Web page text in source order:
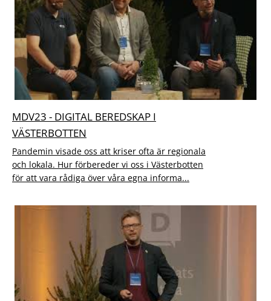
MDV23 - DIGITAL BEREDSKAP I
VÄSTERBOTTEN
Pandemin visade oss att kriser ofta är regionala
och lokala. Hur förbereder vi oss i Västerbotten
för att vara rådiga över våra egna informa...